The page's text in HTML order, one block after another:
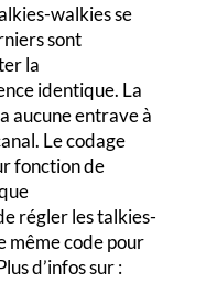
walkies se
sont
la
identique. La
aucune entrave à
Le codage
fonction de
régler les talkies-
même code pour
d’infos sur :